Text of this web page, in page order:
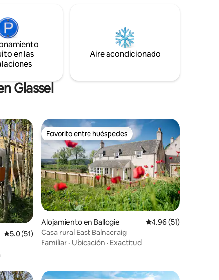
y bebida
auto.
y
en las
Aire acondicionado
Glassel
Calificación promedio: 5.0 de 5, 51 reseñas
5.0 (51)
Favorito entre huéspedes
Favorito entre huéspedes
Alojamiento en Ballogie Calificación
4.96 (51)
Casa rural East Balnacraig
Familiar · Ubicación · Exactitud